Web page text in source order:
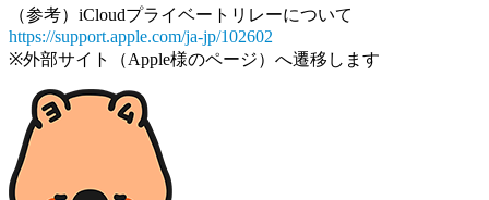
（参考）iCloudプライベートリレーについて
https://support.apple.com/ja-jp/102602
※外部サイト（Apple様のページ）へ遷移します